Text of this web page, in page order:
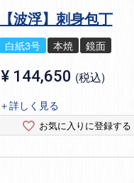
【波浮】刺身包丁
白紙3号 本焼 鏡面
¥ 144,650 税込
＋詳しく見る
お気に入りに登録する